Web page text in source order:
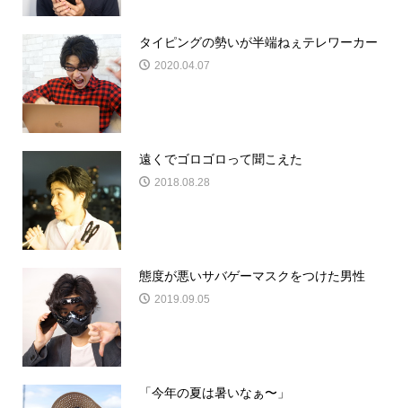
タイピングの勢いが半端ねぇテレワーカー
2020.04.07
遠くでゴロゴロって聞こえた
2018.08.28
態度が悪いサバゲーマスクをつけた男性
2019.09.05
「今年の夏は暑いなぁ〜」